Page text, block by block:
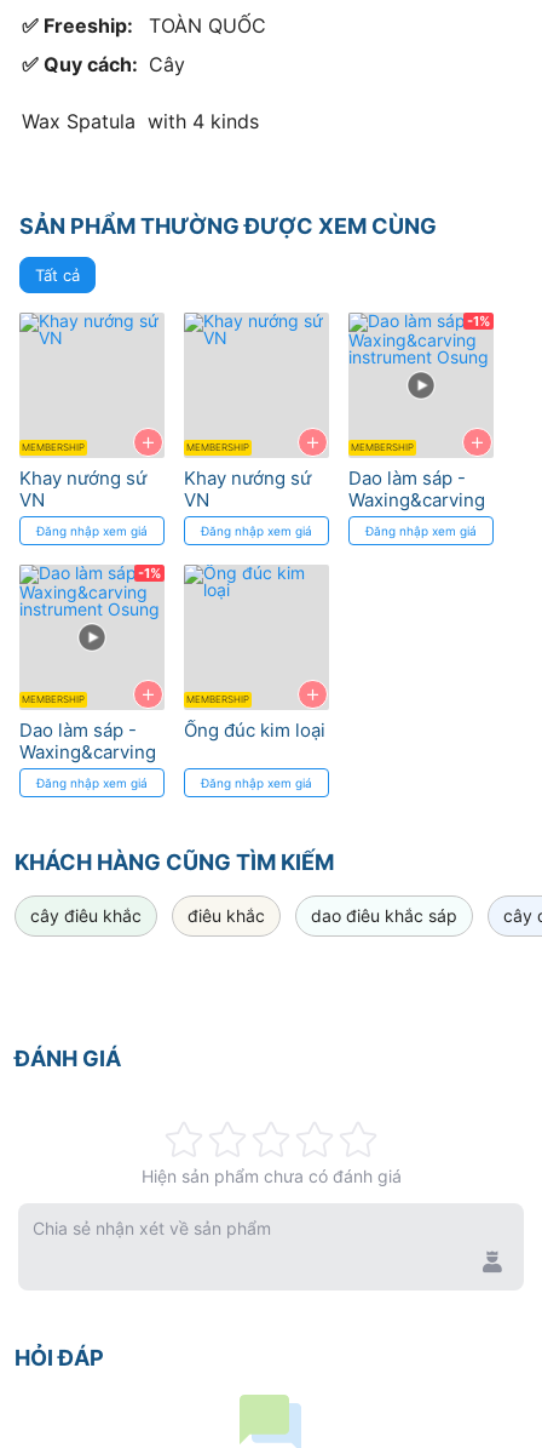
✅ Freeship:
TOÀN QUỐC
✅ Quy cách: Cây
Wax Spatula with 4 kinds
SẢN PHẨM THƯỜNG ĐƯỢC XEM CÙNG
Tất cả
+
MEMBERSHIP
Khay nướng sứ
VN
Đăng nhập xem giá
+
-1%
MEMBERSHIP
Dao làm sáp -
Waxing&carving
instrument
Osung
Đăng nhập xem giá
+
MEMBERSHIP
Khay nướng sứ
VN
Đăng nhập xem giá
+
MEMBERSHIP
Ống đúc kim loại
Đăng nhập xem giá
+
-1%
MEMBERSHIP
Dao làm sáp -
Waxing&carving
instrument
Osung
Đăng nhập xem giá
KHÁCH HÀNG CŨNG TÌM KIẾM
cây điêu khắc điêu khắc dao điêu khắc sáp cây
ĐÁNH GIÁ
0%
Hiện sản phẩm chưa có đánh giá
Chia sẻ nhận xét về sản phẩm
HỎI ĐÁP